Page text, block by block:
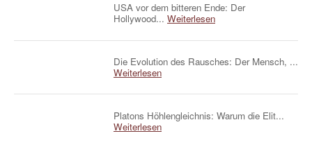
USA vor dem bitteren Ende: Der
Hollywood... Weiterlesen
Die Evolution des Rausches: Der Mensch, ...
Weiterlesen
Platons Höhlengleichnis: Warum die Elit...
Weiterlesen